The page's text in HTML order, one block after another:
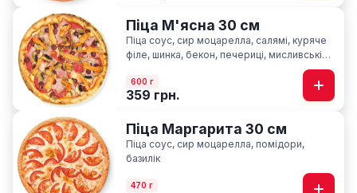
Піца М'ясна 30 см
Піца соус, сир моцарелла, салямі, куряче
філе, шинка, бекон, печериці, мисливські
600 г
359 грн.
Піца Маргарита 30 см
Піца соус, сир моцарелла, помідори,
базилік
470 г